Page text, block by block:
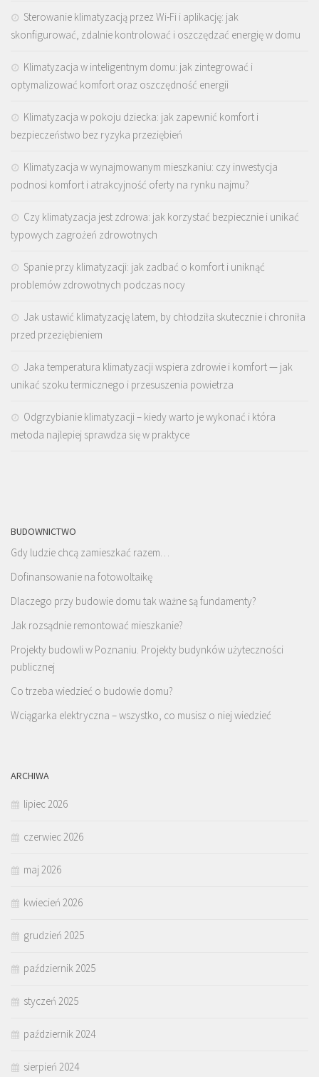
Sterowanie klimatyzacją przez Wi-Fi i aplikację: jak
skonfigurować, zdalnie kontrolować i oszczędzać energię w domu
Klimatyzacja w inteligentnym domu: jak zintegrować i
optymalizować komfort oraz oszczędność energii
Klimatyzacja w pokoju dziecka: jak zapewnić komfort i
bezpieczeństwo bez ryzyka przeziębień
Klimatyzacja w wynajmowanym mieszkaniu: czy inwestycja
podnosi komfort i atrakcyjność oferty na rynku najmu?
Czy klimatyzacja jest zdrowa: jak korzystać bezpiecznie i unikać
typowych zagrożeń zdrowotnych
Spanie przy klimatyzacji: jak zadbać o komfort i uniknąć
problemów zdrowotnych podczas nocy
Jak ustawić klimatyzację latem, by chłodziła skutecznie i chroniła
przed przeziębieniem
Jaka temperatura klimatyzacji wspiera zdrowie i komfort — jak
unikać szoku termicznego i przesuszenia powietrza
Odgrzybianie klimatyzacji – kiedy warto je wykonać i która
metoda najlepiej sprawdza się w praktyce
BUDOWNICTWO
Gdy ludzie chcą zamieszkać razem…
Dofinansowanie na fotowoltaikę
Dlaczego przy budowie domu tak ważne są fundamenty?
Jak rozsądnie remontować mieszkanie?
Projekty budowli w Poznaniu. Projekty budynków użyteczności
publicznej
Co trzeba wiedzieć o budowie domu?
Wciągarka elektryczna – wszystko, co musisz o niej wiedzieć
ARCHIWA
lipiec 2026
czerwiec 2026
maj 2026
kwiecień 2026
grudzień 2025
październik 2025
styczeń 2025
październik 2024
sierpień 2024